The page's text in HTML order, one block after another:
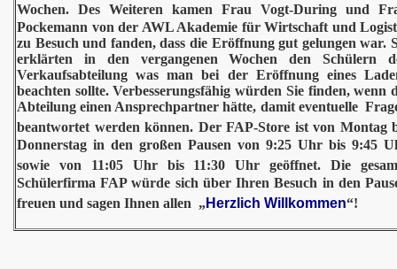
Wochen. Des Weiteren kamen Frau Vogt-During und
Pockemann von der AWL Akademie für Wirtschaft und
zu Besuch und fanden, dass die Eröffnung gut gelungen war.
erklärten in den vergangenen Wochen den Schülern
Verkaufsabteilung was man bei der Eröffnung eines
beachten sollte. Verbesserungsfähig würden Sie finden, wenn
Abteilung einen Ansprechpartner hätte, damit eventuelle
beantwortet werden können. Der FAP-Store ist von Montag
Donnerstag in den großen Pausen von 9:25 Uhr bis 9:45
sowie von 11:05 Uhr bis 11:30 Uhr geöffnet.Die
Schülerfirma FAP würde sich über Ihren Besuch in den
freuen und sagen Ihnen allen „ Herzlich Willkommen“!